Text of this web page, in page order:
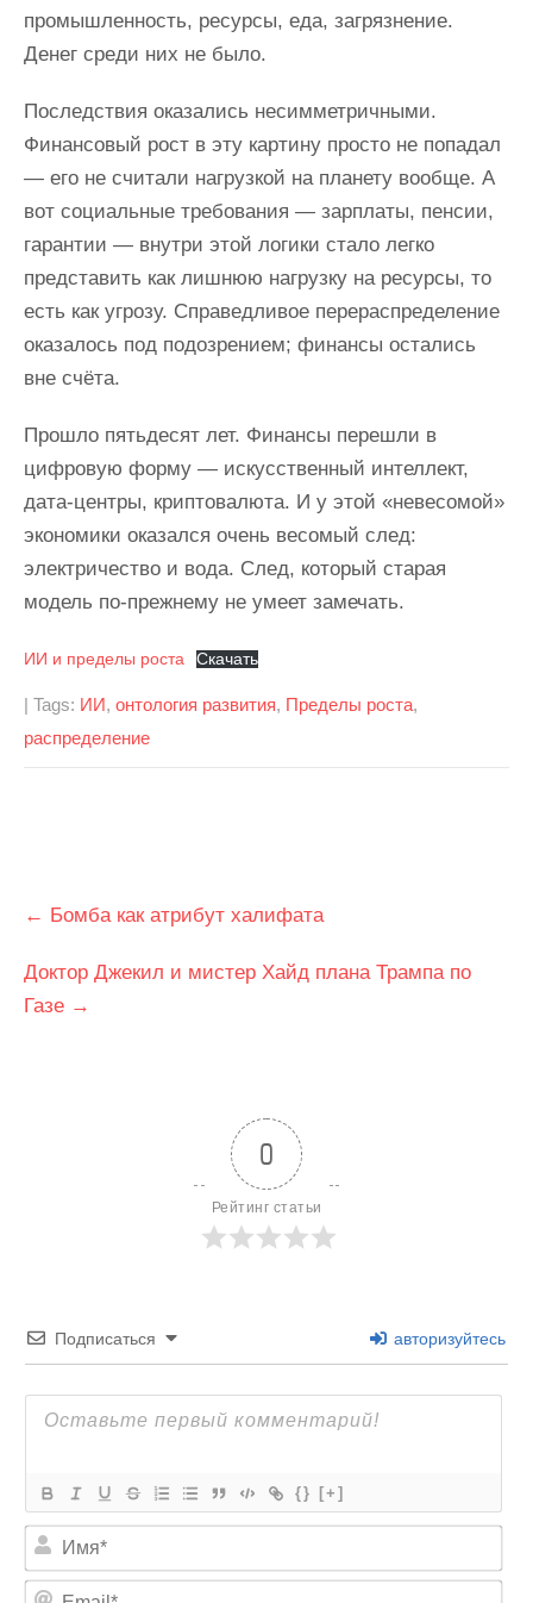
промышленность, ресурсы, еда, загрязнение.
Денег среди них не было.
Последствия оказались несимметричными.
Финансовый рост в эту картину просто не попадал
— его не считали нагрузкой на планету вообще. А
вот социальные требования — зарплаты, пенсии,
гарантии — внутри этой логики стало легко
представить как лишнюю нагрузку на ресурсы, то
есть как угрозу. Справедливое перераспределение
оказалось под подозрением; финансы остались
вне счёта.
Прошло пятьдесят лет. Финансы перешли в
цифровую форму — искусственный интеллект,
дата-центры, криптовалюта. И у этой «невесомой»
экономики оказался очень весомый след:
электричество и вода. След, который старая
модель по-прежнему не умеет замечать.
ИИ и пределы роста Скачать
| Tags: ИИ, онтология развития, Пределы роста,
распределение
Post
navigation
← Бомба как атрибут халифата
Доктор Джекил и мистер Хайд плана Трампа по
Газе →
0
Рейтинг статьи
Подписаться авторизуйтесь
{} [+]
И
яE